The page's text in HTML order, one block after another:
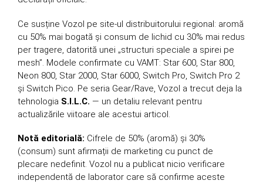
Ce susține Vozol pe site-ul distribuitorului regional: aromă
cu 50% mai bogată și consum de lichid cu 30% mai redus
per tragere, datorită unei „structuri speciale a spirei pe
mesh”. Modele confirmate cu VAMT: Star 600, Star 800,
Neon 800, Star 2000, Star 6000, Switch Pro, Switch Pro 2
și Switch Pico. Pe seria Gear/Rave, Vozol a trecut deja la
tehnologia S.I.L.C. — un detaliu relevant pentru
actualizările viitoare ale acestui articol.
Notă editorială: Cifrele de 50% (aromă) și 30%
(consum) sunt afirmații de marketing cu punct de
plecare nedefinit. Vozol nu a publicat nicio verificare
independentă de laborator care să confirme aceste